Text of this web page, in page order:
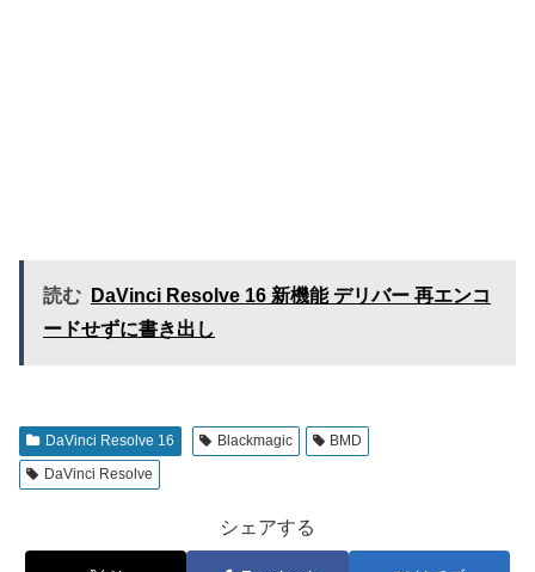
読む
DaVinci Resolve 16 新機能 デリバー 再エンコ
ードせずに書き出し
DaVinci Resolve 16 Blackmagic
BMD
DaVinci Resolve
シェアする